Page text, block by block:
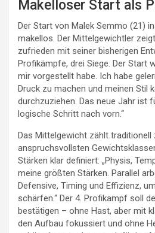
Makelloser Start als
Der Start von Malek Semmo (21)
makellos. Der Mittelgewichtler
zufrieden mit seiner bisherigen
Profikämpfe, drei Siege. Der Start
mir vorgestellt habe. Ich habe
Druck zu machen und meinen Stil
durchzuziehen. Das neue Jahr ist
logische Schritt nach vorn.“
Das Mittelgewicht zählt traditionell
anspruchsvollsten
Stärken klar definiert: „Physis,
meine größten Stärken. Parallel
Defensive, Timing und Effizienz,
schärfen.“ Der 4. Profikampf soll
bestätigen – ohne Hast, aber mit
den Aufbau fokussiert und ohne